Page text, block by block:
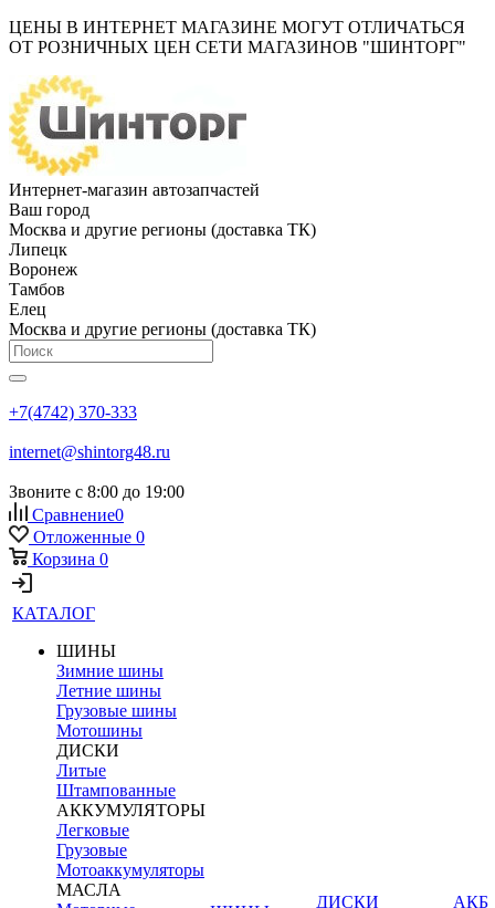
ЦЕНЫ В ИНТЕРНЕТ МАГАЗИНЕ МОГУТ ОТЛИЧАТЬСЯ
ОТ РОЗНИЧНЫХ ЦЕН СЕТИ МАГАЗИНОВ "ШИНТОРГ"
Интернет-магазин автозапчастей
Ваш город
Москва и другие регионы (доставка ТК)
Липецк
Воронеж
Тамбов
Елец
Москва и другие регионы (доставка ТК)
+7(4742) 370-333
internet@shintorg48.ru
Звоните с 8:00 до 19:00
Сравнение0
Отложенные 0
Корзина 0
КАТАЛОГ
ШИНЫ
Зимние шины
Летние шины
Грузовые шины
Мотошины
ДИСКИ
Литые
Штампованные
АККУМУЛЯТОРЫ
Легковые
Грузовые
Мотоаккумуляторы
МАСЛА
ДИСКИ
АКБ